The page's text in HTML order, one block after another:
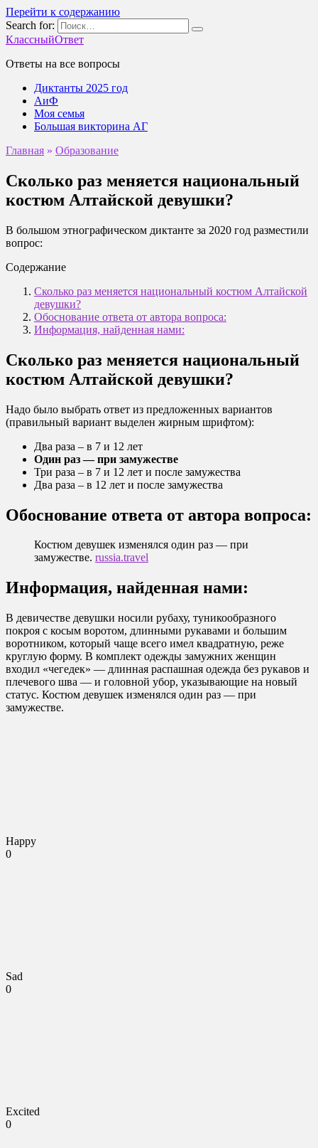
Перейти к содержанию
Search for:
КлассныйОтвет
Ответы на все вопросы
Диктанты 2025 год
АиФ
Моя семья
Большая викторина АГ
Главная » Образование
Сколько раз меняется национальный
костюм Алтайской девушки?
В большом этнографическом диктанте за 2020 год разместили
вопрос:
Содержание
Сколько раз меняется национальный костюм Алтайской
девушки?
Обоснование ответа от автора вопроса:
Информация, найденная нами:
Сколько раз меняется национальный
костюм Алтайской девушки?
Надо было выбрать ответ из предложенных вариантов
(правильный вариант выделен жирным шрифтом):
Два раза – в 7 и 12 лет
Один раз — при замужестве
Три раза – в 7 и 12 лет и после замужества
Два раза – в 12 лет и после замужества
Обоснование ответа от автора вопроса:
Костюм девушек изменялся один раз — при
замужестве. russia.travel
Информация, найденная нами:
В девичестве девушки носили рубаху, туникообразного
покроя с косым воротом, длинными рукавами и большим
воротником, который чаще всего имел квадратную, реже
круглую форму. В комплект одежды замужних женщин
входил «чегедек» — длинная распашная одежда без рукавов и
плечевого шва — и головной убор, указывающие на новый
статус. Костюм девушек изменялся один раз — при
замужестве.
Happy
0
Sad
0
Excited
0